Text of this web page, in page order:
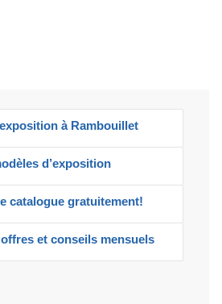
à Rambouillet
d’exposition
catalogue gratuitement!
et conseils mensuels